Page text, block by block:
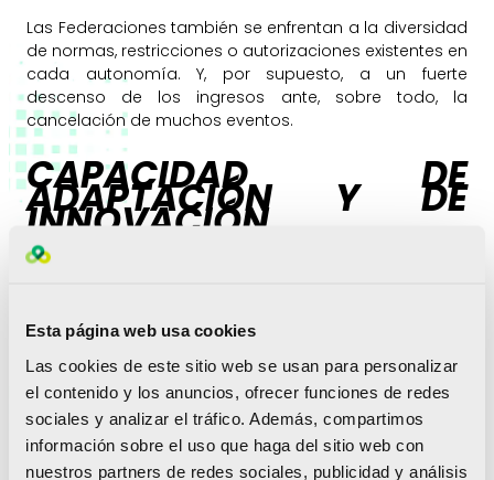
Esta página web usa cookies
Las cookies de este sitio web se usan para personalizar
el contenido y los anuncios, ofrecer funciones de redes
sociales y analizar el tráfico. Además, compartimos
información sobre el uso que haga del sitio web con
nuestros partners de redes sociales, publicidad y análisis
Las Federaciones también se enfrentan a la diversidad
de normas, restricciones o autorizaciones existentes en
cada autonomía. Y, por supuesto, a un fuerte
descenso de los ingresos ante, sobre todo, la
cancelación de muchos eventos.
CAPACIDAD DE
ADAPTACIÓN Y DE
INNOVACIÓN
adaptarse al nuevo escenario
terapias de choque y estrategias para afrontar las
consecuencias de la crisis. Endeudarse para relanzar
la actividad, desarrollar acciones con los más jóvenes
para paliar la perdida de licencias, recurrir a ahorros
para mitigar los desequilibrios de este año, organizar
concentraciones de las selecciones nacionales…